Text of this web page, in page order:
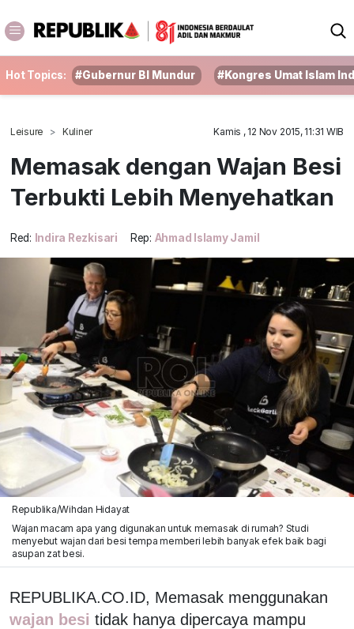
Hot Topics: #Gubernur BI Mundur #Kongres Umat Islam
Leisure Kuliner Kamis , 12 Nov 2015, 11:31 WIB
Memasak dengan Wajan Besi
Terbukti Lebih Menyehatkan
Red: Indira Rezkisari Rep: Ahmad Islamy Jamil
Republika/Wihdan Hidayat
Wajan macam apa yang digunakan untuk memasak di rumah? Studi
menyebut wajan dari besi tempa memberi lebih banyak efek baik bagi
asupan zat besi.
REPUBLIKA.CO.ID, Memasak menggunakan
wajan besi tidak hanya dipercaya mampu